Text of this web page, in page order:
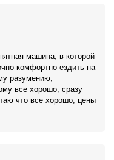
машина, в которой
комфортно ездить на
разумению,
все хорошо, сразу
что все хорошо, цены